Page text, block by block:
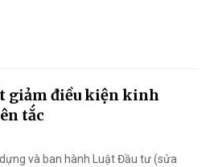
giảm điều kiện kinh
tắc
và ban hành Luật Đầu tư (sửa